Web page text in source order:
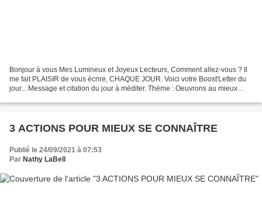
Bonjour à vous Mes Lumineux et Joyeux Lecteurs, Comment allez-vous ? Il
me fait PLAISIR de vous écrire, CHAQUE JOUR. Voici votre Boost'Letter du
jour... Message et citation du jour à méditer. Thème : Oeuvrons au mieux
3 ACTIONS POUR MIEUX SE CONNAÎTRE
Publié le 24/09/2021 à 07:53
Par Nathy LaBell